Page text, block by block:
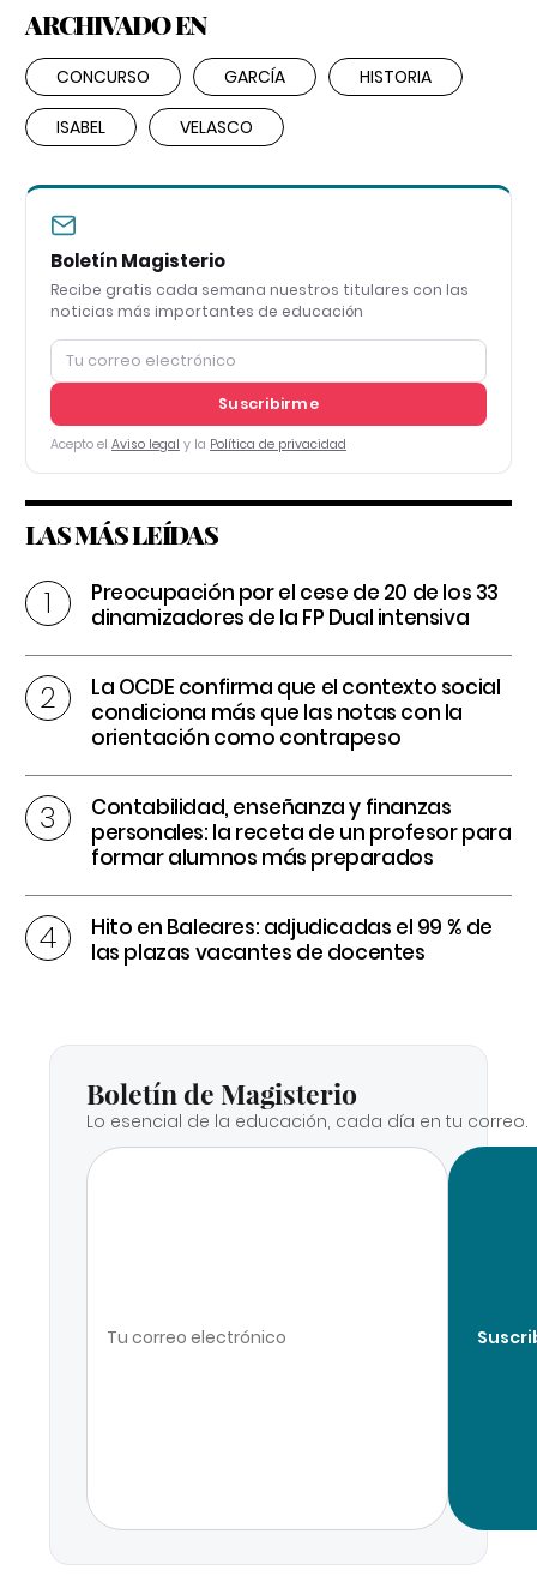
ARCHIVADO EN
CONCURSO GARCÍA HISTORIA
ISABEL VELASCO
Boletín Magisterio
Recibe gratis cada semana nuestros titulares con las
noticias más importantes de educación
Suscribirme
Acepto el Aviso legal y la Política de privacidad
LAS MÁS LEÍDAS
Preocupación por el cese de 20 de los 33
dinamizadores de la FP Dual intensiva
La OCDE confirma que el contexto social
condiciona más que las notas con la
orientación como contrapeso
Contabilidad, enseñanza y finanzas
personales: la receta de un profesor para
formar alumnos más preparados
Hito en Baleares: adjudicadas el 99 % de
las plazas vacantes de docentes
Boletín de Magisterio
Lo esencial de la educación, cada día en tu correo.